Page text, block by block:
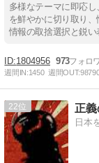
多様なテーマに即応
を鮮やかに切り取り、
情報の取捨選択と鋭い
1804956 973
週間IN:1450 週間OUT:
22 正
日本